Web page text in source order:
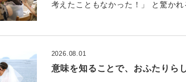
考えたこともなかった！」 と驚か
意味を知ることで、おふたりら
2026.08.01